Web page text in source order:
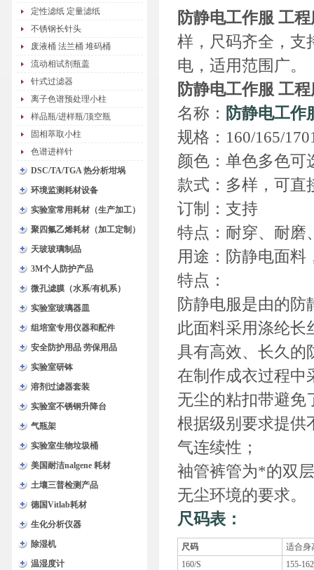
定性滤纸 定量滤纸
不锈钢长针头
废液桶 法兰桶 堆码桶
流动相试剂瓶盖
针式过滤器
离子色谱预处理小柱
样品瓶/进样瓶/顶空瓶
固相萃取小柱
色谱进样针
DSC/TA/TGA 热分析坩埚
环境监测耗材设备
实验室常用耗材（生产加工）
聚四氟乙烯耗材（加工定制）
天玻玻璃制品
3M个人防护产品
微孔滤膜（水系/有机系）
实验室玻璃器皿
组培室专用仪器和配件
安全防护用品 劳保用品
实验室研钵
溶剂过滤器套装
实验室不锈钢升降台
气瓶架
实验室生物垃圾桶
美国耐洁nalgene 耗材
土壤三普检测产品
德国Vitlab耗材
生化分析仪器
除湿机
温湿度计
防静电工作服 工
样，尺码齐全，支
电，适用范围广。
防静电工作服 工
名称： 防静电工作
规格：160/165/
颜色：单色多色可
款式：多样，可直
订制：支持
特点：耐穿、耐磨
用途：防静电面料
特点：
防静电服是由的防
此面料采用涤纶长
具有高效、长久的
在制作成衣过程中
无尘的粘扣带避免
根据级别要求提供
气连续性；
袖管裤管为*的双
无尘环境的要求。
尺码表：
尺码
适合身
160/S
155-